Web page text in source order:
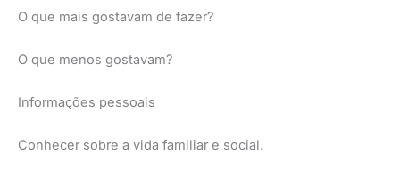
O que mais gostavam de fazer?
O que menos gostavam?
Informações pessoais
Conhecer sobre a vida familiar e social.